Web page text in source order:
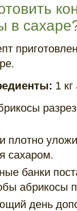
в
1
плотно
сахаром.
банки
абрикосы
день